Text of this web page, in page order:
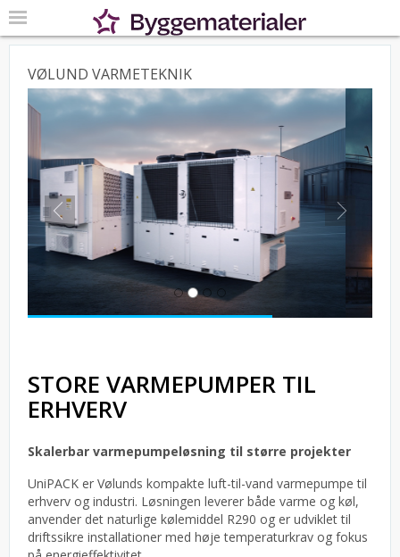
VØLUND VARMETEKNIK
Previous Next
STORE VARMEPUMPER TIL
ERHVERV
Skalerbar varmepumpe­løsning til større projekter
UniPACK er Vølunds kompakte luft-til-vand varmepumpe til
erhverv og industri. Løsningen leverer både varme og køl,
anvender det naturlige kølemiddel R290 og er udviklet til
driftssikre installationer med høje temperaturkrav og fokus